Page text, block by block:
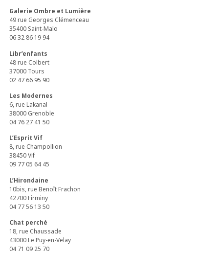
Galerie Ombre et Lumière
49 rue Georges Clémenceau
35400 Saint-Malo
06 32 86 19 94
Libr’enfants
48 rue Colbert
37000 Tours
02 47 66 95 90
Les Modernes
6, rue Lakanal
38000 Grenoble
04 76 27 41 50
L’Esprit Vif
8, rue Champollion
38450 Vif
09 77 05 64 45
L’Hirondaine
10bis, rue Benoît Frachon
42700 Firminy
04 77 56 13 50
Chat perché
18, rue Chaussade
43000 Le Puy-en-Velay
04 71 09 25 70